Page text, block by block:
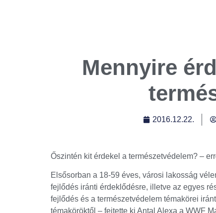
Mennyire
2016.12.22.
Őszintén kit érdekel a természetvédelem? –
Elsősorban a 18-59 éves, városi lakosság
fejlődés iránti érdeklődésre, illetve az egyes
fejlődés és a természetvédelem témakörei
témaköröktől – fejtette ki Antal Alexa a WWF